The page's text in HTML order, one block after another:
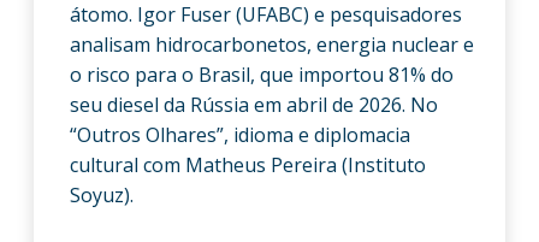
átomo. Igor Fuser (UFABC) e pesquisadores
analisam hidrocarbonetos, energia nuclear e
o risco para o Brasil, que importou 81% do
seu diesel da Rússia em abril de 2026. No
“Outros Olhares”, idioma e diplomacia
cultural com Matheus Pereira (Instituto
Soyuz).